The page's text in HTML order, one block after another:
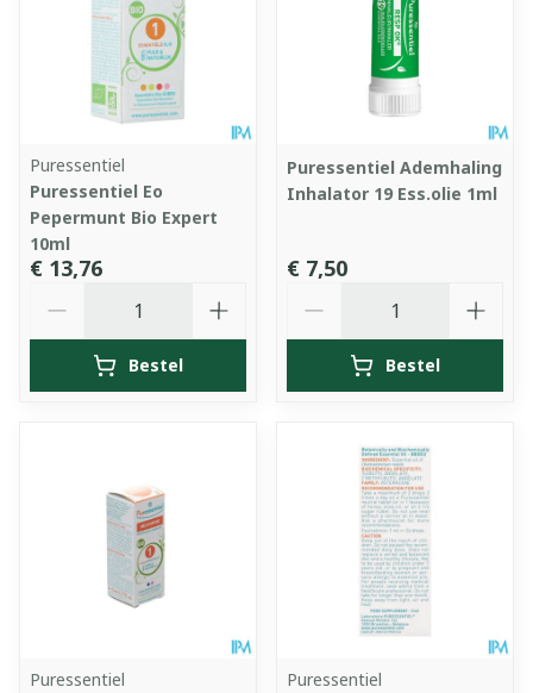
Puressentiel
Puressentiel Eo
Pepermunt Bio Expert
10ml
€ 13,76
Bestel
Puressentiel Ademhaling
Inhalator 19 Ess.olie 1ml
€ 7,50
Bestel
Puressentiel
Puressentiel